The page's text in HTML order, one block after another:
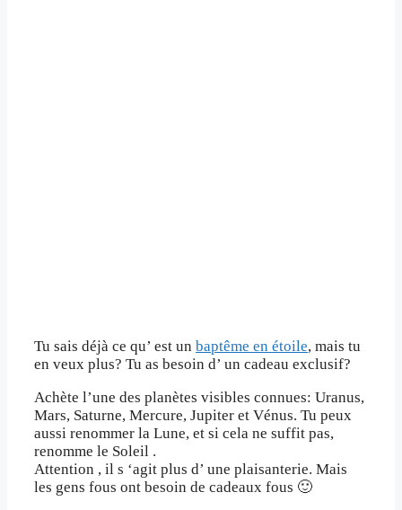
Tu sais déjà ce qu’ est un baptême en étoile, mais tu
en veux plus? Tu as besoin d’ un cadeau exclusif?
Achète l’une des planètes visibles connues: Uranus,
Mars, Saturne, Mercure, Jupiter et Vénus. Tu peux
aussi renommer la Lune, et si cela ne suffit pas,
renomme le Soleil .
Attention , il s ‘agit plus d’ une plaisanterie. Mais
les gens fous ont besoin de cadeaux fous 🙂